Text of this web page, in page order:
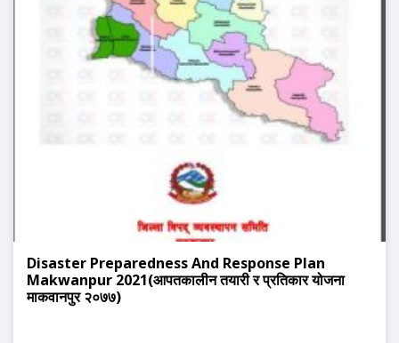
Disaster Preparedness And Response Plan
Makwanpur 2021(आपतकालीन तयारी र प्रतिकार योजना
माकवानपुर २०७७)